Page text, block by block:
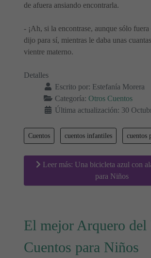
de afuera ansiando encontrarla.
- ¡Ah, si la encontrase, aunque sólo fuera
dijo para sí, mientras le daba unas
vientre materno.
Detalles
Escrito por: Estefanía Morera
Categoría: Otros Cuentos
Última actualización: 30
Cuentos cuentos infantiles cuentos
Leer más: Una bicicleta azul con
para Niños
El mejor Arquero del
Cuentos para Niños